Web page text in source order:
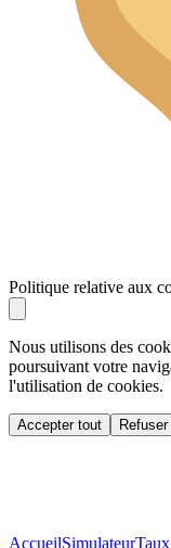
Politique relative aux
Nous utilisons des
poursuivant votre
l'utilisation de cookies.
Accepter tout
AccueilSimulateur